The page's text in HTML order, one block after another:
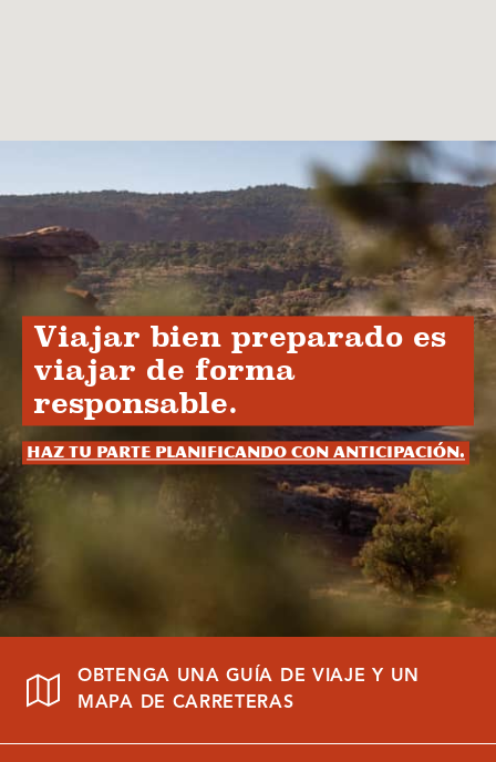
Viajar bien preparado es
viajar de forma
responsable.
Haz tu parte planificando con anticipación.
OBTENGA UNA GUÍA DE VIAJE Y UN
MAPA DE CARRETERAS